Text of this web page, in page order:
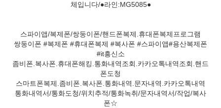
체입니다/●라인:MG5085●
스파이앱/복제폰/쌍둥이폰/핸드폰복제.휴대폰복제프로그램
쌍둥이폰 #복제폰 #휴대폰복제 #복사폰 #스파이앱#용산복제폰
#it흥신소
좀비폰.복사폰.휴대폰해킹.통화내역조회.카카오톡내역조회.핸드
폰도청
스마트폰복제.좀비폰.복사폰.통화내역.문자내역.카카오톡내역
통화내역서/통화도청/위치추적/통화녹취/문자내역서/작업/복사
폰☆